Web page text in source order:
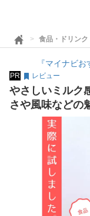
食品・ドリンク
『マイナビ
PR レビュー
やさしいミルク
さや風味などの